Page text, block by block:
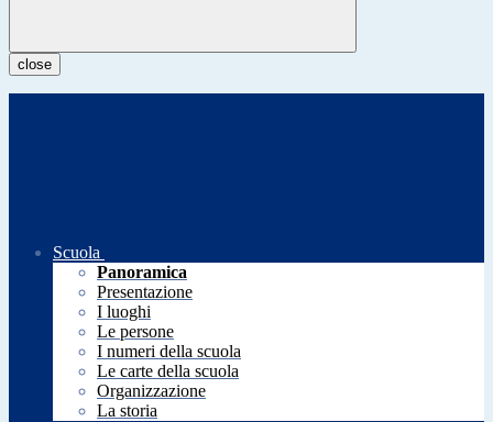
close
Scuola
Panoramica
Presentazione
I luoghi
Le persone
I numeri della scuola
Le carte della scuola
Organizzazione
La storia